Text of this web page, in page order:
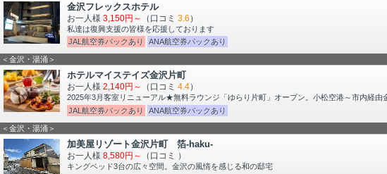
金沢フレックスホテル
お一人様 3,150円～ （口コミ 3.6 ）
私達は復興支援の皆様を応援しております
JAL航空券パックあり
ANA航空券パックあり
＜金沢・湯涌＞
ホテルマイステイズ金沢片町
お一人様 2,140円～ （口コミ 4.4）
2025年3月客室リニューアル★無料ラウンジ「ゆらり片町」オープン。小松空港～市内経由
JAL航空券パックあり
ANA航空券パックあり
＜金沢・湯涌＞
加美屋リゾート金沢片町 箔-haku-
お一人様 8,580円～ （口コミ ）
キングベッド3台の広々空間。金沢の風情を感じる和の邸宅